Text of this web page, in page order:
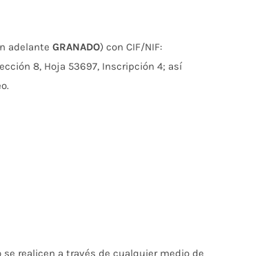
adelante GRANADO) con CIF/NIF:
8, Hoja 53697, Inscripción 4; así
realicen a través de cualquier medio de